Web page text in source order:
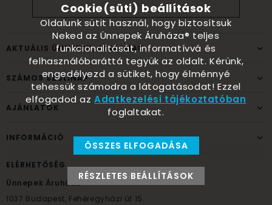
AKTUÁLIS ÜNNEPEK, ALKALMAK
SZÁMOS SZÜLINAP
AJÁNLATOK
INFORMÁCIÓ
ELÉRHETŐSÉG
Ünnepek Áruháza
1037 Budapest, Fehéregyházi út 15.
Cookie(süti) beállítások
Oldalunk sütit használ, hogy biztosítsuk
Neked az Ünnepek Áruháza® teljes
funkcionalitását, informatívvá és
felhasználóbaráttá tegyük az oldalt. Kérünk,
engedélyezd a sütiket, hogy élménnyé
tehessük számodra a látogatásodat! Ezzel
elfogadod azAdatkezelési tájékoztatóban
foglaltakat.
ÖSSZES ELFOGADÁSA
RÉSZLETES BEÁLLÍTÁSOK